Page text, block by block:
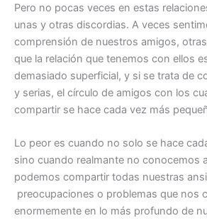
Pero no pocas veces en estas
unas y otras discordias. A veces
comprensión de nuestros amigos,
que la relación que tenemos con ellos
demasiado superficial, y si se trata de
y serias, el círculo de amigos con los
compartir se hace cada vez más
Lo peor es cuando no solo se hace
sino cuando realmante no conocemos
podemos compartir todas nuestras
preocupaciones o problemas que nos
enormemente en lo más profundo de